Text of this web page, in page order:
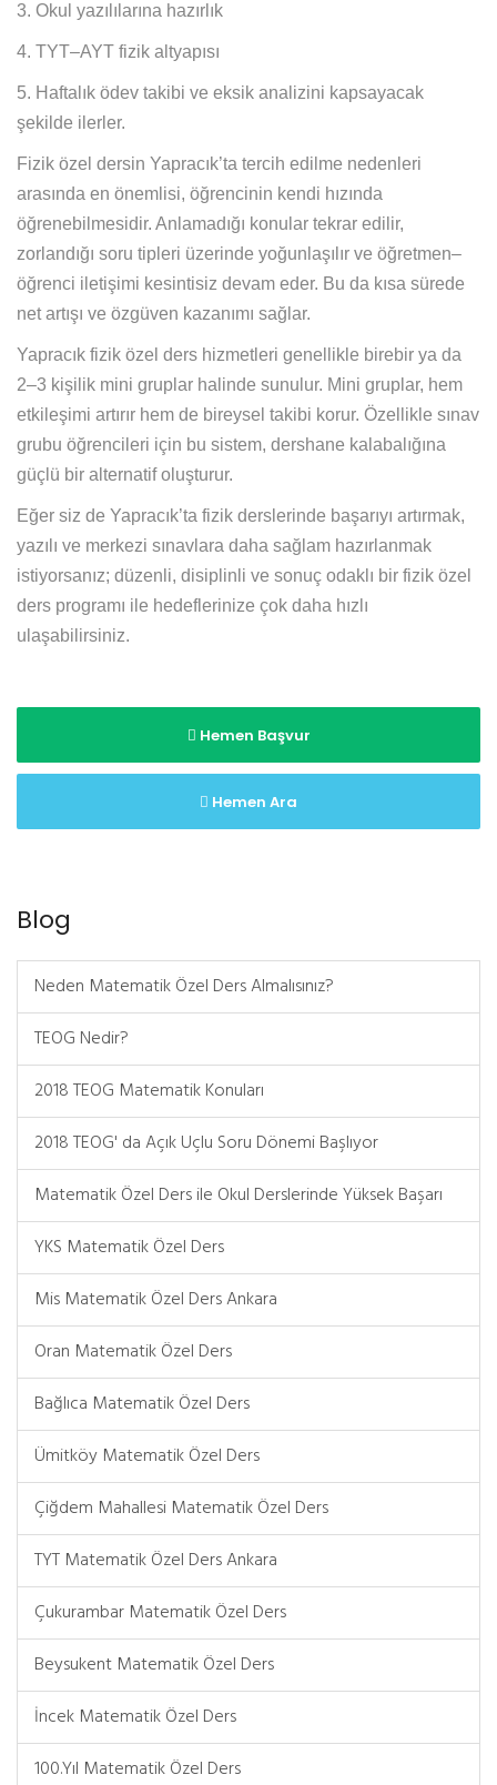
3. Okul yazılılarına hazırlık
4. TYT–AYT fizik altyapısı
5. Haftalık ödev takibi ve eksik analizini kapsayacak
şekilde ilerler.
Fizik özel dersin Yapracık’ta tercih edilme nedenleri
arasında en önemlisi, öğrencinin kendi hızında
öğrenebilmesidir. Anlamadığı konular tekrar edilir,
zorlandığı soru tipleri üzerinde yoğunlaşılır ve öğretmen–
öğrenci iletişimi kesintisiz devam eder. Bu da kısa sürede
net artışı ve özgüven kazanımı sağlar.
Yapracık fizik özel ders hizmetleri genellikle birebir ya da
2–3 kişilik mini gruplar halinde sunulur. Mini gruplar, hem
etkileşimi artırır hem de bireysel takibi korur. Özellikle sınav
grubu öğrencileri için bu sistem, dershane kalabalığına
güçlü bir alternatif oluşturur.
Eğer siz de Yapracık’ta fizik derslerinde başarıyı artırmak,
yazılı ve merkezi sınavlara daha sağlam hazırlanmak
istiyorsanız; düzenli, disiplinli ve sonuç odaklı bir fizik özel
ders programı ile hedeflerinize çok daha hızlı
ulaşabilirsiniz.
Hemen Başvur
Hemen Ara
Blog
Neden Matematik Özel Ders Almalısınız?
TEOG Nedir?
2018 TEOG Matematik Konuları
2018 TEOG' da Açık Uçlu Soru Dönemi Başlıyor
Matematik Özel Ders ile Okul Derslerinde Yüksek Başarı
YKS Matematik Özel Ders
Mis Matematik Özel Ders Ankara
Oran Matematik Özel Ders
Bağlıca Matematik Özel Ders
Ümitköy Matematik Özel Ders
Çiğdem Mahallesi Matematik Özel Ders
TYT Matematik Özel Ders Ankara
Çukurambar Matematik Özel Ders
Beysukent Matematik Özel Ders
İncek Matematik Özel Ders
100.Yıl Matematik Özel Ders